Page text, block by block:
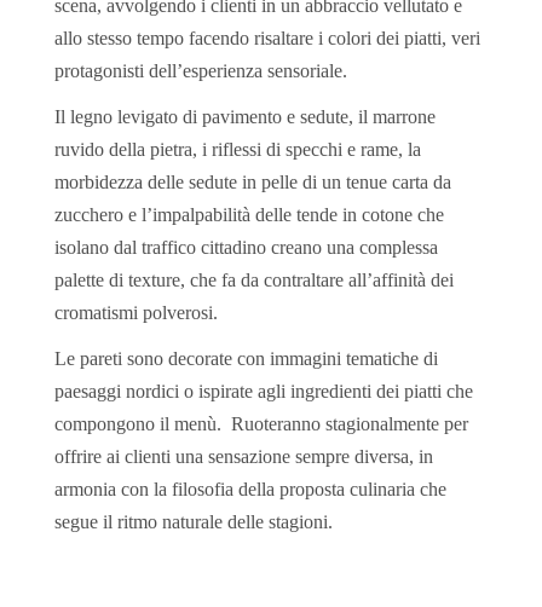
scena, avvolgendo i clienti in un abbraccio vellutato e
allo stesso tempo facendo risaltare i colori dei piatti, veri
protagonisti dell’esperienza sensoriale.
Il legno levigato di pavimento e sedute, il marrone
ruvido della pietra, i riflessi di specchi e rame, la
morbidezza delle sedute in pelle di un tenue carta da
zucchero e l’impalpabilità delle tende in cotone che
isolano dal traffico cittadino creano una complessa
palette di texture, che fa da contraltare all’affinità dei
cromatismi polverosi.
Le pareti sono decorate con immagini tematiche di
paesaggi nordici o ispirate agli ingredienti dei piatti che
compongono il menù. Ruoteranno stagionalmente per
offrire ai clienti una sensazione sempre diversa, in
armonia con la filosofia della proposta culinaria che
segue il ritmo naturale delle stagioni.